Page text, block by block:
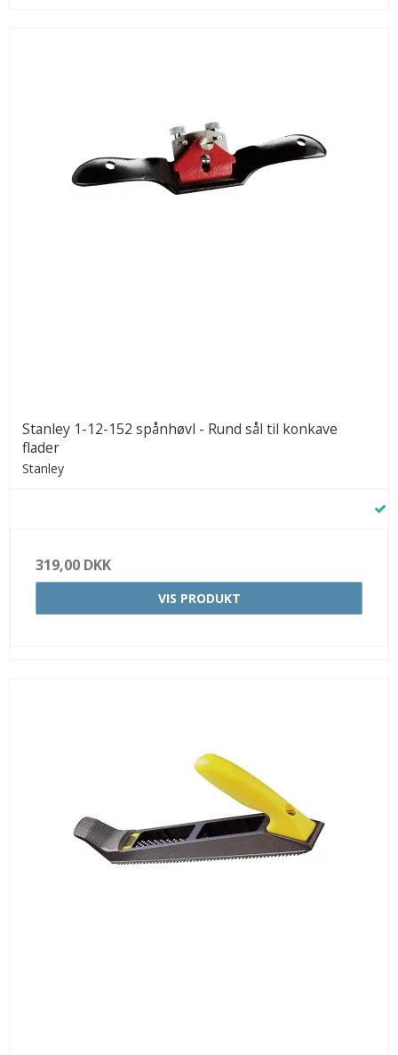
Stanley 1-12-152 spånhøvl - Rund sål til konkave
flader
Stanley
319,00 DKK
VIS PRODUKT